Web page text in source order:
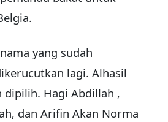
yang sudah
lagi. Alhasil
Hagi Abdillah ,
dan Arifin Akan Norma